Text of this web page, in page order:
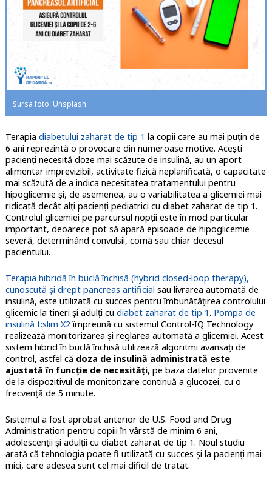
Sursa foto: Unsplash
Terapia diabetului zaharat de tip 1 la copii care au mai puţin de
6 ani reprezintă o provocare din numeroase motive. Aceşti
pacienţi necesită doze mai scăzute de insulină, au un aport
alimentar imprevizibil, activitate fizică neplanificată, o capacitate
mai scăzută de a indica necesitatea tratamentului pentru
hipoglicemie şi, de asemenea, au o variabilitatea a glicemiei mai
ridicată decât alţi pacienţi pediatrici cu diabet zaharat de tip 1.
Controlul glicemiei pe parcursul nopții este în mod particular
important, deoarece pot să apară episoade de hipoglicemie
severă, determinând convulsii, comă sau chiar decesul
pacientului.
Terapia hibridă în buclă închisă (hybrid closed-loop therapy),
cunoscută şi drept pancreas artificial sau livrarea automată de
insulină, este utilizată cu succes pentru îmbunătăţirea controlului
glicemic la tineri şi adulţi cu diabet zaharat de tip 1. Pompa de
insulină t:slim X2împreună cu sistemul Control-IQ Technology
realizează monitorizarea și reglarea automată a glicemiei. Acest
sistem hibrid în buclă închisă utilizează algoritmi avansați de
control, astfel că doza de insulină administrată este
ajustată în funcție de necesități, pe baza datelor provenite
de la dispozitivul de monitorizare continuă a glucozei, cu o
frecvenţă de 5 minute.
Sistemul a fost aprobat anterior de U.S. Food and Drug
Administration pentru copiii în vârstă de minim 6 ani,
adolescenţii şi adulţii cu diabet zaharat de tip 1. Noul studiu
arată că tehnologia poate fi utilizată cu succes și la pacienți mai
mici, care adesea sunt cel mai dificil de tratat.